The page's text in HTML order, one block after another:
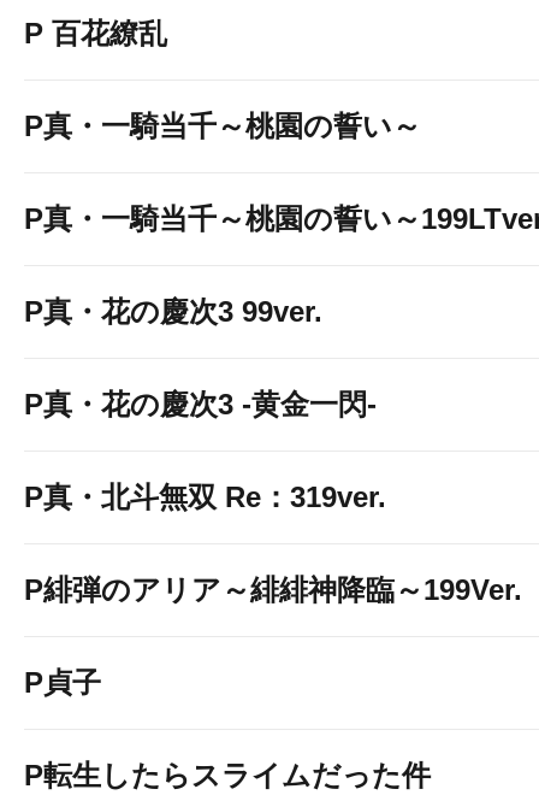
P 百花繚乱
P真・一騎当千～桃園の誓い～
P真・一騎当千～桃園の誓い～
P真・花の慶次3 99ver.
P真・花の慶次3 -黄金一閃-
P真・北斗無双 Re：319ver.
P緋弾のアリア～緋緋神降臨～199Ver.
P貞子
P転生したらスライムだった件